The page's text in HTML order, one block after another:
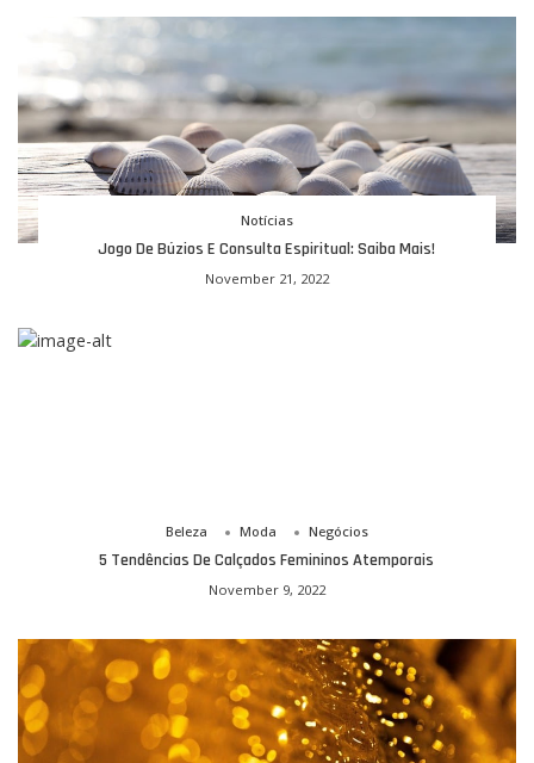
Notícias
Jogo De Búzios E Consulta Espiritual: Saiba Mais!
November 21, 2022
Beleza Moda Negócios
5 Tendências De Calçados Femininos Atemporais
November 9, 2022